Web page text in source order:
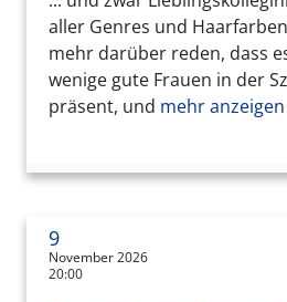
aller Genres und
mehr darüber reden, dass
wenige gute Frauen in der
präsent, und mehr anzeigen
9
November 2026
20:00